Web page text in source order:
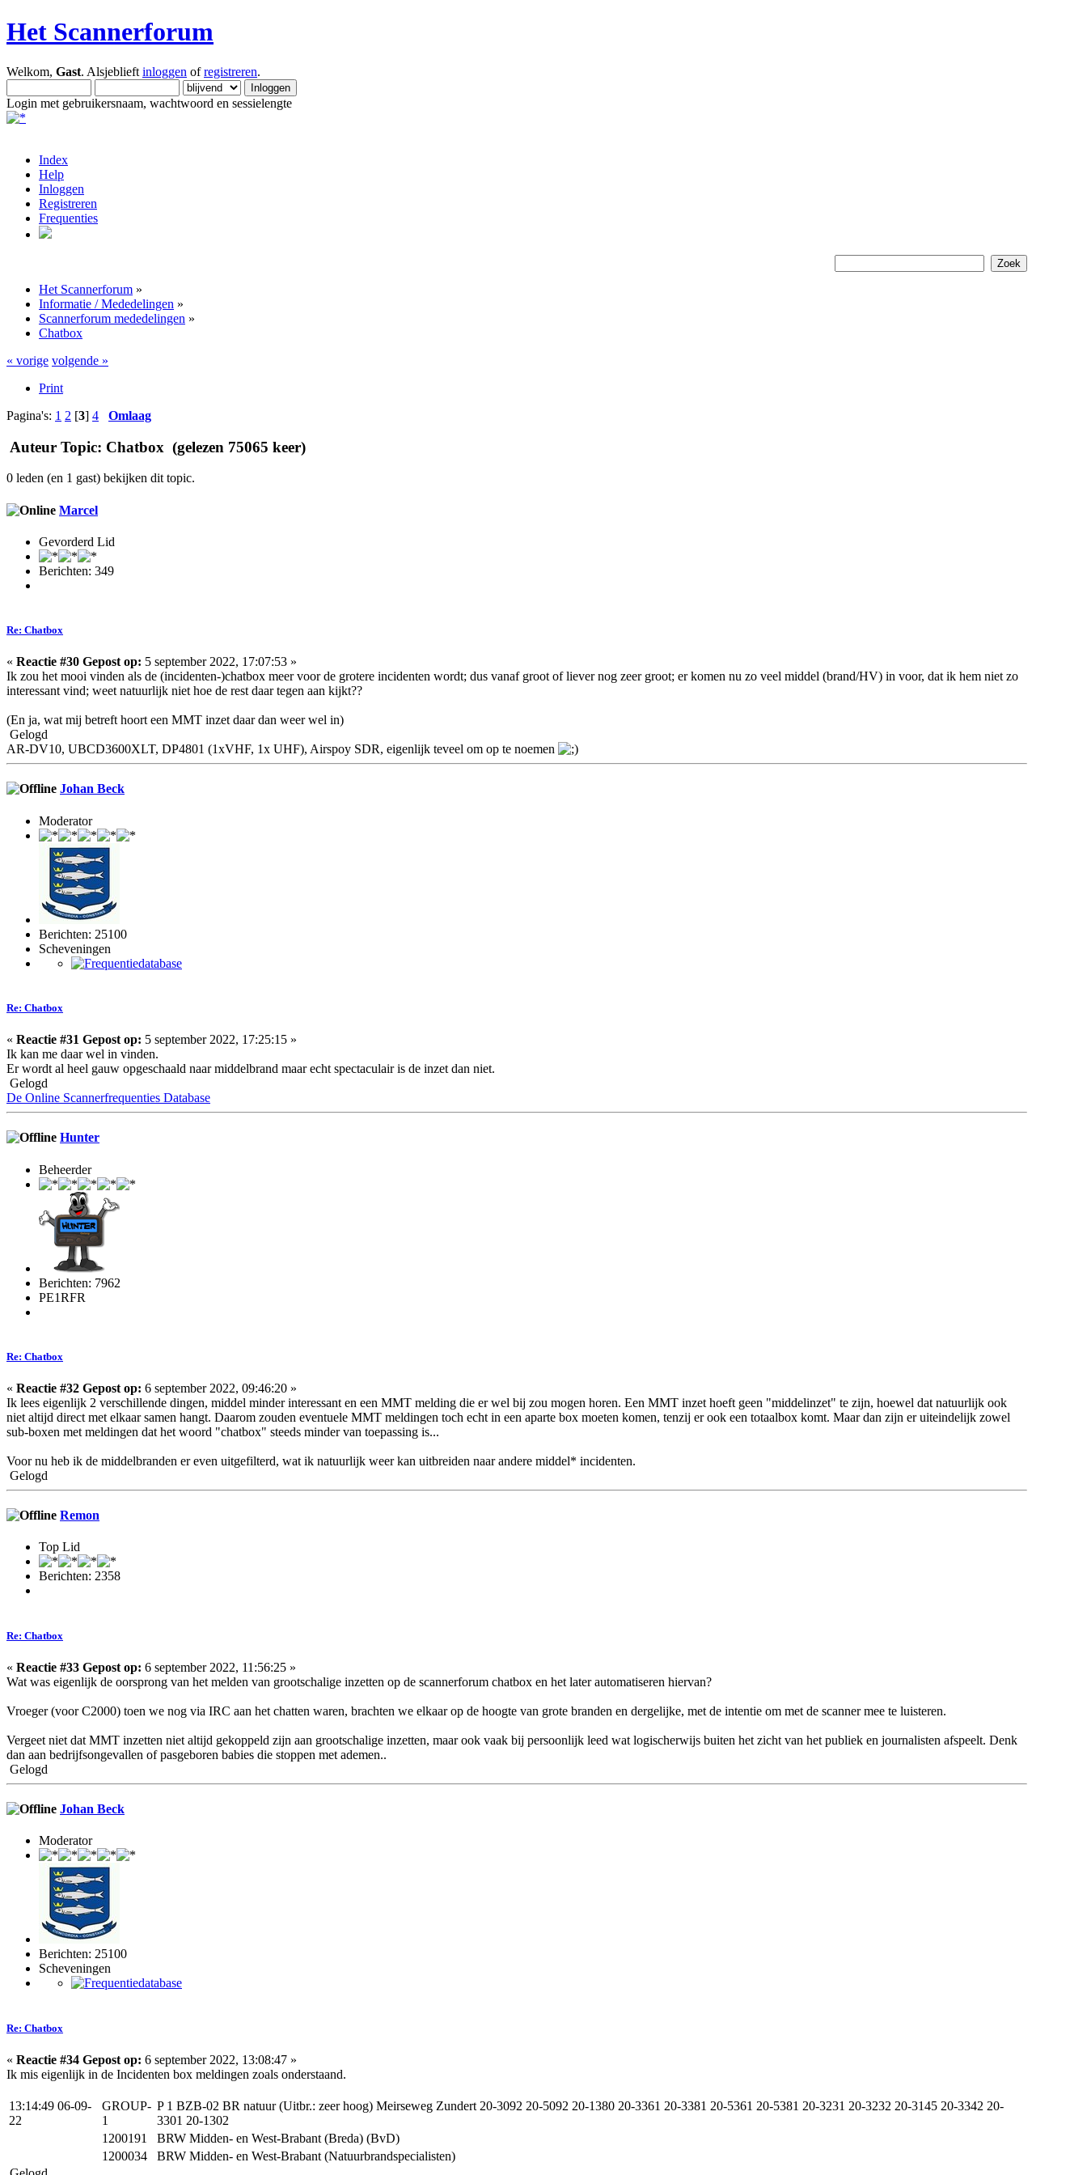
Het Scannerforum
Welkom, Gast. Alsjeblieft inloggen ofregistreren.
Login met gebruikersnaam, wachtwoord en sessielengte
Index
Help
Inloggen
Registreren
Frequenties
Het Scannerforum »
Informatie / Mededelingen »
Scannerforum mededelingen »
Chatbox
« vorige volgende »
Print
Pagina's: 1 2 [3] 4 Omlaag
Auteur Topic: Chatbox (gelezen 75065 keer)
0 leden (en 1 gast) bekijken dit topic.
Marcel
Gevorderd Lid
Berichten: 349
Re: Chatbox
« Reactie #30 Gepost op: 5 september 2022, 17:07:53 »
Ik zou het mooi vinden als de (incidenten-)chatbox meer voor de grotere incidenten wordt; dus vanaf groot of liever nog zeer groot; er komen nu zo veel middel (brand/HV) in voor, dat ik hem niet zo
interessant vind; weet natuurlijk niet hoe de rest daar tegen aan kijkt??
(En ja, wat mij betreft hoort een MMT inzet daar dan weer wel in)
Gelogd
AR-DV10, UBCD3600XLT, DP4801 (1xVHF, 1x UHF), Airspoy SDR, eigenlijk teveel om op te noemen
Johan Beck
Moderator
Berichten: 25100
Scheveningen
Re: Chatbox
« Reactie #31 Gepost op: 5 september 2022, 17:25:15 »
Ik kan me daar wel in vinden.
Er wordt al heel gauw opgeschaald naar middelbrand maar echt spectaculair is de inzet dan niet.
Gelogd
De Online Scannerfrequenties Database
Hunter
Beheerder
Berichten: 7962
PE1RFR
Re: Chatbox
« Reactie #32 Gepost op: 6 september 2022, 09:46:20 »
Ik lees eigenlijk 2 verschillende dingen, middel minder interessant en een MMT melding die er wel bij zou mogen horen. Een MMT inzet hoeft geen "middelinzet" te zijn, hoewel dat natuurlijk ook
niet altijd direct met elkaar samen hangt. Daarom zouden eventuele MMT meldingen toch echt in een aparte box moeten komen, tenzij er ook een totaalbox komt. Maar dan zijn er uiteindelijk zowel
sub-boxen met meldingen dat het woord "chatbox" steeds minder van toepassing is...
Voor nu heb ik de middelbranden er even uitgefilterd, wat ik natuurlijk weer kan uitbreiden naar andere middel* incidenten.
Gelogd
Remon
Top Lid
Berichten: 2358
Re: Chatbox
« Reactie #33 Gepost op: 6 september 2022, 11:56:25 »
Wat was eigenlijk de oorsprong van het melden van grootschalige inzetten op de scannerforum chatbox en het later automatiseren hiervan?
Vroeger (voor C2000) toen we nog via IRC aan het chatten waren, brachten we elkaar op de hoogte van grote branden en dergelijke, met de intentie om met de scanner mee te luisteren.
Vergeet niet dat MMT inzetten niet altijd gekoppeld zijn aan grootschalige inzetten, maar ook vaak bij persoonlijk leed wat logischerwijs buiten het zicht van het publiek en journalisten afspeelt. Denk
dan aan bedrijfsongevallen of pasgeboren babies die stoppen met ademen..
Gelogd
Johan Beck
Moderator
Berichten: 25100
Scheveningen
Re: Chatbox
« Reactie #34 Gepost op: 6 september 2022, 13:08:47 »
Ik mis eigenlijk in de Incidenten box meldingen zoals onderstaand.
13:14:49 06-09-
22
GROUP-
1
P 1 BZB-02 BR natuur (Uitbr.: zeer hoog) Meirseweg Zundert 20-3092 20-5092 20-1380 20-3361 20-3381 20-5361 20-5381 20-3231 20-3232 20-3145 20-3342 20-
3301 20-1302
1200191
BRW Midden- en West-Brabant (Breda) (BvD)
1200034
BRW Midden- en West-Brabant (Natuurbrandspecialisten)